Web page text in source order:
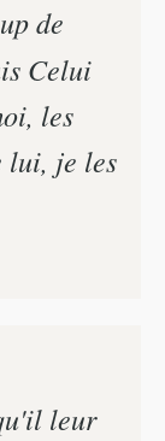
de
Celui
les
lui, je les
leur